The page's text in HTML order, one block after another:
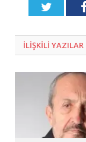
Twitter
ILIŞKILI YAZILAR